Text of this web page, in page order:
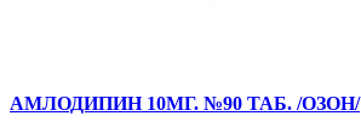
АМЛОДИПИН 10МГ. №90 ТАБ. /ОЗОН/